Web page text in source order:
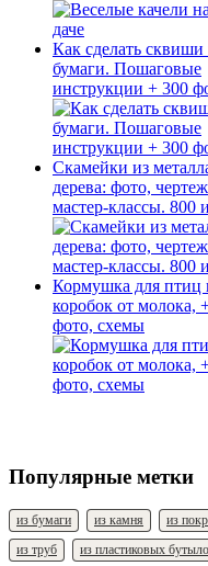
Как сделать сквиши
бумаги. Пошаговые
инструкции + 300
Скамейки из
дерева: фото,
мастер-классы. 800
Кормушка для птиц
коробок от молока,
фото, схемы
Популярные метки
из бумаги из камня из
из труб
из пластиковых